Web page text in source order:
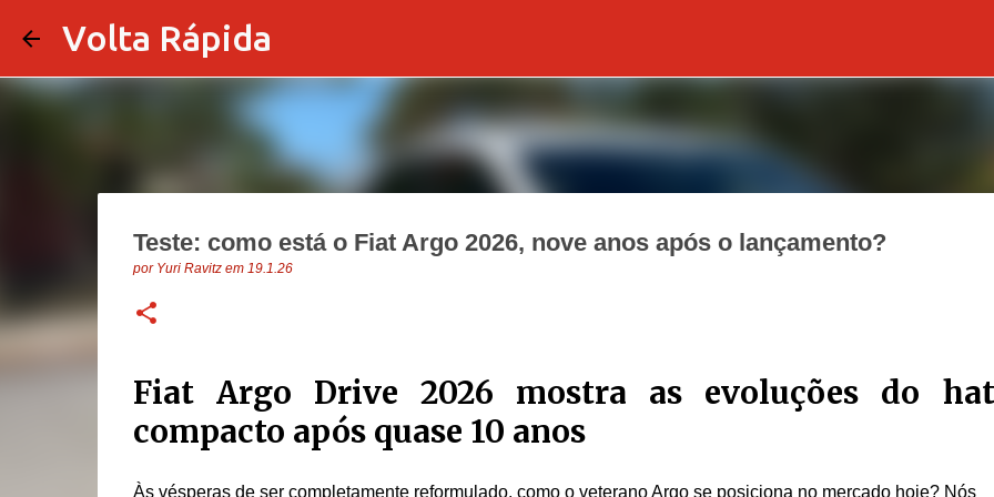
Volta Rápida
Teste: como está o Fiat Argo 2026, nove anos após o lançamento?
por Yuri Ravitz em 19.1.26
Fiat Argo Drive 2026 mostra as evoluções do
compacto após quase 10 anos
Às vésperas de ser completamente reformulado, como o veterano Argo se posiciona no mercado hoje? Nós